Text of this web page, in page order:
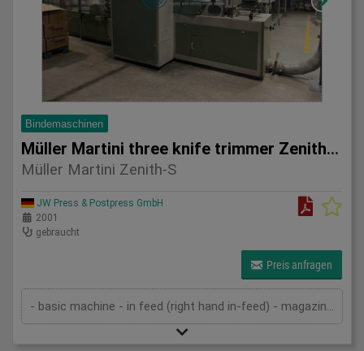
Bindemaschinen
Müller Martini three knife trimmer Zenith-S
Müller Martini Zenith-S
JW Press & Postpress GmbH
2001
gebraucht
Preis anfragen
- basic machine - in feed (right hand in-feed) - magazine - pressing device - cutting device - delivery - 2 sets of knives - technical documentation